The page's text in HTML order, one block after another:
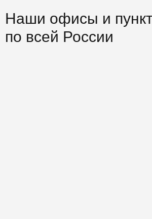
Наши офисы и
по всей России